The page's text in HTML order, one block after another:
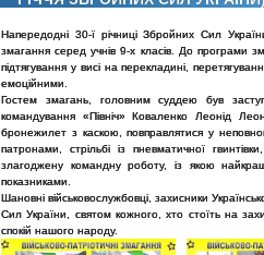
Напередодні 30-ї річниці Збройних Сил України
змагання серед учнів 9-х класів. До програми
підтягування у висі на перекладині,
емоційними.
Гостем змагань, головним суддею був
командування «Північ» Коваленко Леонід
бронежилет з каскою, повправлятися у
патронами, стрільбі із пневматичної
злагоджену командну роботу, із якою
показниками.
Шановні військовослужбовці, захисники
Сил України, святом кожного, хто стоїть на
спокій нашого народу.